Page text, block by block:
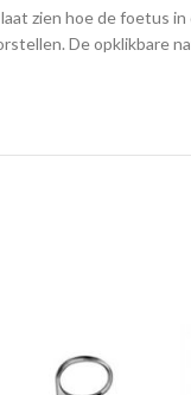
zien hoe de foetus
De opklikbare